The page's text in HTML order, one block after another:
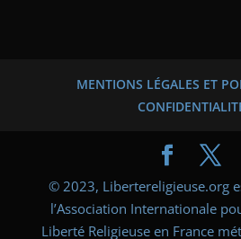
MENTIONS LÉGALES ET
© 2023, Libertereligieuse.org
l’Association Internationale
Liberté Religieuse en France